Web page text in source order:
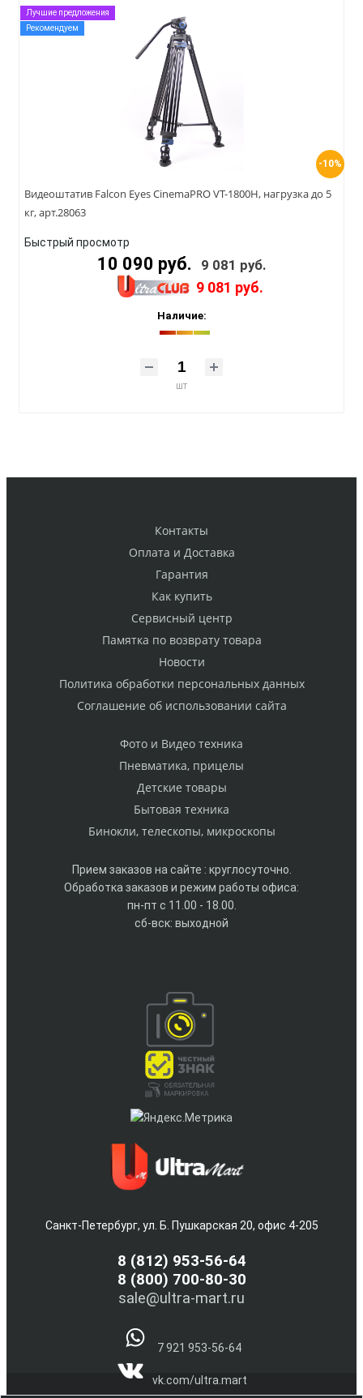
-10%
Лучшие предложения
Рекомендуем
Видеоштатив Falcon Eyes CinemaPRO VT-1800H, нагрузка до 5
кг, арт.28063
Быстрый просмотр
10 090 руб. 9 081 руб.
9 081 руб.
Наличие:
шт
Контакты
Оплата и Доставка
Гарантия
Как купить
Cервисный центр
Памятка по возврату товара
Новости
Политика обработки персональных данных
Cоглашение об использовании сайта
Фото и Видео техника
Пневматика, прицелы
Детские товары
Бытовая техника
Бинокли, телескопы, микроскопы
Прием заказов на сайте : круглосуточно.
Обработка заказов и режим работы офиса:
пн-пт с 11.00 - 18.00.
сб-вск: выходной
Санкт-Петербург, ул. Б. Пушкарская 20, офис 4-205
8 (812) 953-56-64
8 (800) 700-80-30
sale@ultra-mart.ru
7 921 953-56-64
vk.com/ultra.mart